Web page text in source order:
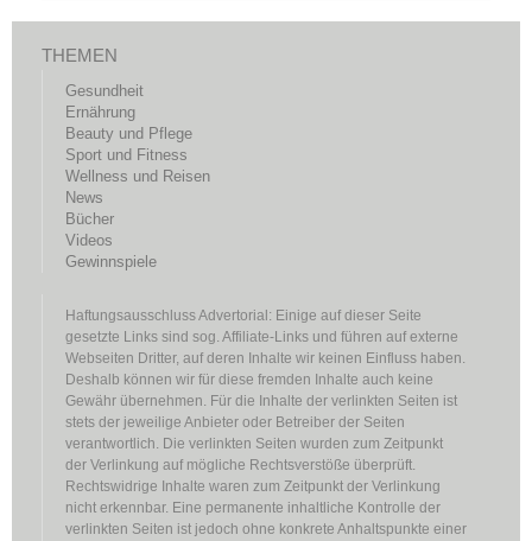
THEMEN
Gesundheit
Ernährung
Beauty und Pflege
Sport und Fitness
Wellness und Reisen
News
Bücher
Videos
Gewinnspiele
Haftungsausschluss Advertorial: Einige auf dieser Seite
gesetzte Links sind sog. Affiliate-Links und führen auf externe
Webseiten Dritter, auf deren Inhalte wir keinen Einfluss haben.
Deshalb können wir für diese fremden Inhalte auch keine
Gewähr übernehmen. Für die Inhalte der verlinkten Seiten ist
stets der jeweilige Anbieter oder Betreiber der Seiten
verantwortlich. Die verlinkten Seiten wurden zum Zeitpunkt
der Verlinkung auf mögliche Rechtsverstöße überprüft.
Rechtswidrige Inhalte waren zum Zeitpunkt der Verlinkung
nicht erkennbar. Eine permanente inhaltliche Kontrolle der
verlinkten Seiten ist jedoch ohne konkrete Anhaltspunkte einer